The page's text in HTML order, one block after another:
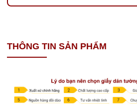
THÔNG TIN SẢN PHẨM